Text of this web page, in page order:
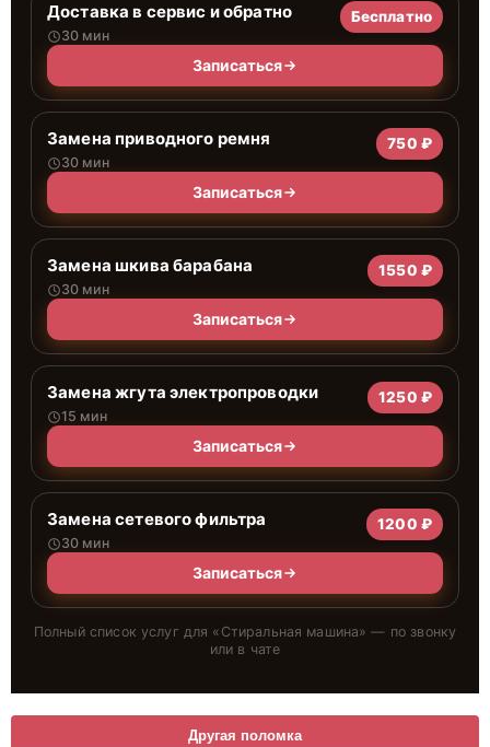
Доставка в сервис и обратно
30 мин
Бесплатно
Записаться
Замена приводного ремня
30 мин
750 ₽
Записаться
Замена шкива барабана
30 мин
1550 ₽
Записаться
Замена жгута электропроводки
15 мин
1250 ₽
Записаться
Замена сетевого фильтра
30 мин
1200 ₽
Записаться
Полный список услуг для « Стиральная машина» — по звонку
или в чате
Другая поломка